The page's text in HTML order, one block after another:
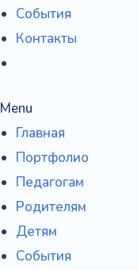
События
Контакты
Menu
Главная
Портфолио
Педагогам
Родителям
Детям
События